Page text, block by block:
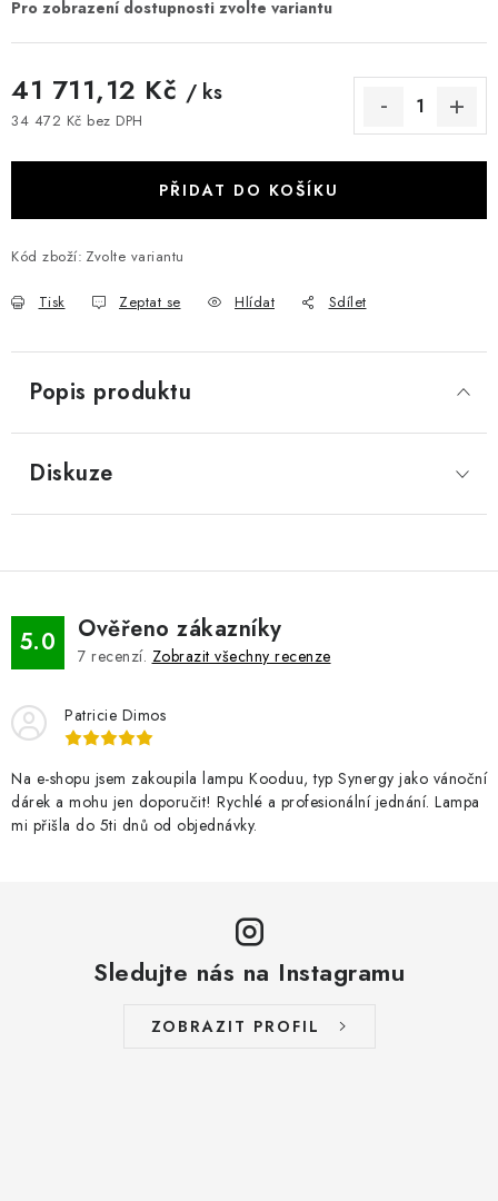
41 711,12 Kč / ks
34 472 Kč bez DPH
PŘIDAT DO KOŠÍKU
Kód zboží: Zvolte variantu
Tisk Zeptat se Hlídat Sdílet
Popis produktu
Diskuze
5.0 Ověřeno zákazníky
7 recenzí. Zobrazit všechny recenze
Patricie Dimos
Na e-shopu jsem zakoupila lampu Kooduu, typ Synergy jako vánoční
dárek a mohu jen doporučit! Rychlé a profesionální jednání. Lampa
mi přišla do 5ti dnů od objednávky.
Sledujte nás na Instagramu
ZOBRAZIT PROFIL